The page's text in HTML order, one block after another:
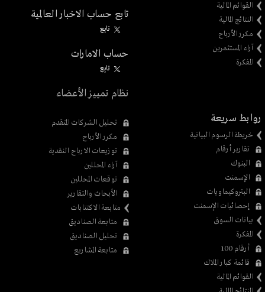
القوائم المالية
النتائج المالية
مكرر الأرباح
آراء المستثمرين
المفكرة
تابع حساب الاخبار العالمية
تابِع
حساب الامارات
تابِع
نظام تمييز الأعضاء
روابط سريعة
خريطة الرسوم البيانية
تقارير أرقام
البنوك
الإسمنت
البتروكيماويات
إحصائيات الإسمنت
بيانات السوق
المفكرة
أرقام 100
قائمة كبار الملاك
القوائم المالية
تحليل الشركات المتقدم
مكرر الأرباح
توزيعات الارباح النقدية
آراء المحللين
توقعات المحللين
الأبحاث والتقارير
متابعة الاكتتابات
متابعة الصناديق
تحليل الصناديق
متابعة المشاريع